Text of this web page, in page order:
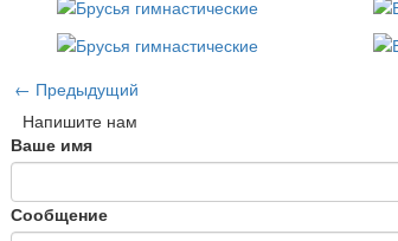
← Предыдущий
Напишите нам
Ваше имя
Сообщение